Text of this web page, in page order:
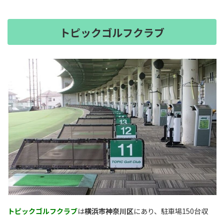
トピックゴルフクラブ
トピックゴルフクラブは横浜市神奈川区にあり、駐車場150台収